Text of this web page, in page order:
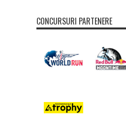
CONCURSURI PARTENERE